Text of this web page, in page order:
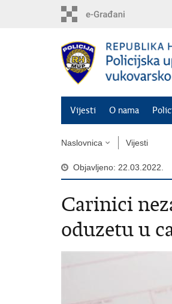
Vijesti O nama
Naslovnica Vijesti
Objavljeno: 22.03.2022.
Carinici
oduzetu u